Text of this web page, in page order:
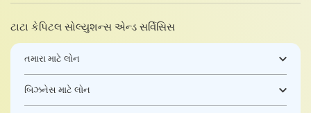
ટાટા કેપિટલ સોલ્યુશન્સ એન્ડ સર્વિસિસ
તમારા માટે લોન
બિઝનેસ માટે લોન